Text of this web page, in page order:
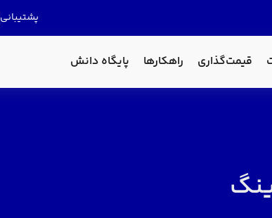
پشتیبانی
قیمت‌گذاری راهکارها پایگاه دانش